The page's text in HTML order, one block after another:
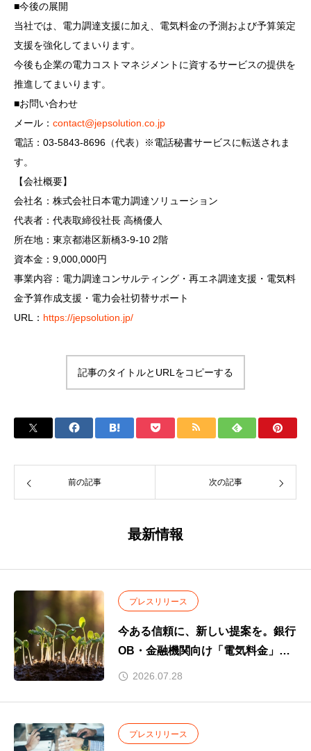
■今後の展開
当社では、電力調達支援に加え、電気料金の予測および予算策定
支援を強化してまいります。
今後も企業の電力コストマネジメントに資するサービスの提供を
推進してまいります。
■お問い合わせ
メール： contact@jepsolution.co.jp
電話：03-5843-8696（代表）※電話秘書サービスに転送されま
す。
【会社概要】
会社名：株式会社日本電力調達ソリューション
代表者：代表取締役社長 高橋優人
所在地：東京都港区新橋3-9-10 2階
資本金：9,000,000円
事業内容：電力調達コンサルティング・再エネ調達支援・電気料
金予算作成支援・電力会社切替サポート
URL： https://jepsolution.jp/
記事のタイトルとURLをコピーする
前の記事 次の記事
最新情報
プレスリリース
今ある信頼に、新しい提案を。銀行
OB・金融機関向け「電気料金」と
いう新たな提案。
2026.07.28
プレスリリース